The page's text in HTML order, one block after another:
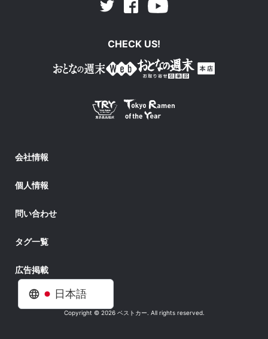
日本語
Twitter Facebook
CHECK US!
会社情報
個人情報
問い合わせ
タグ一覧
広告掲載
Copyright © 2026 ベストカー. All rights reserved.